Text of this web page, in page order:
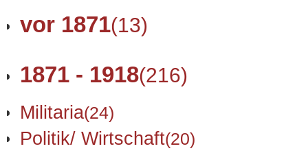
vor 1871(13)
1871 - 1918(216)
Militaria(24)
Politik/ Wirtschaft(20)